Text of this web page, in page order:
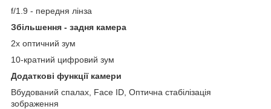
f/1.9 - передня лінза
Збільшення - задня камера
2х оптичний зум
10-кратний цифровий зум
Додаткові функції камери
Вбудований спалах, Face ID, Оптична стабілізація
зображення